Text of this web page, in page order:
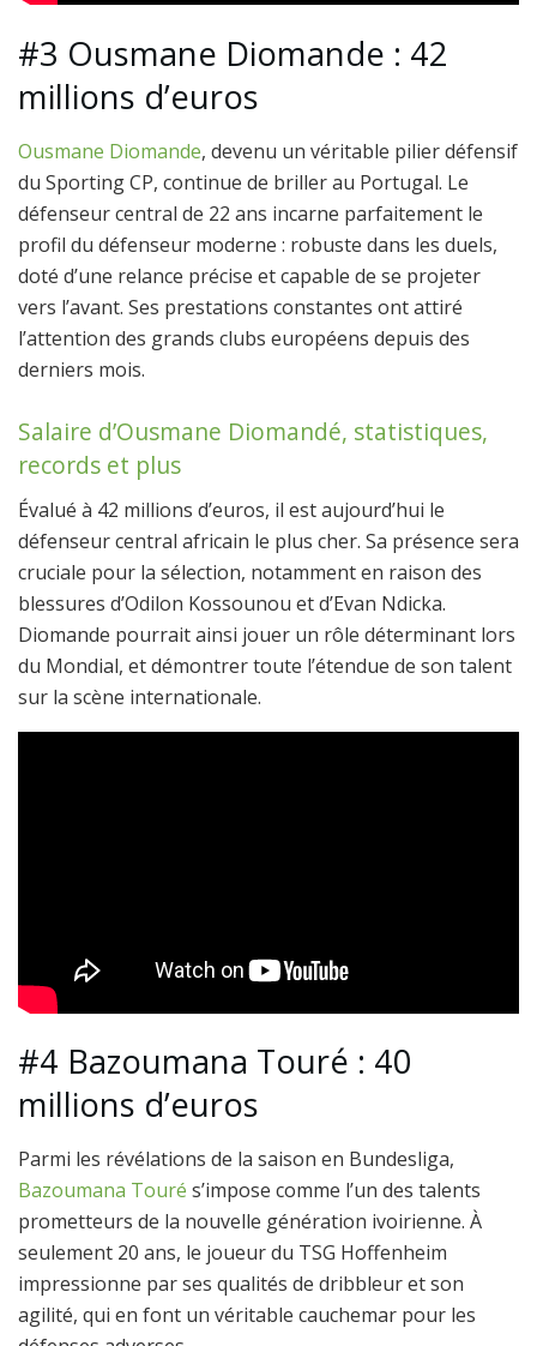
#3 Ousmane Diomande : 42
millions d’euros
Ousmane Diomande, devenu un véritable pilier défensif
du Sporting CP, continue de briller au Portugal. Le
défenseur central de 22 ans incarne parfaitement le
profil du défenseur moderne : robuste dans les duels,
doté d’une relance précise et capable de se projeter
vers l’avant. Ses prestations constantes ont attiré
l’attention des grands clubs européens depuis des
derniers mois.
Salaire d’Ousmane Diomandé, statistiques,
records et plus
Évalué à 42 millions d’euros, il est aujourd’hui le
défenseur central africain le plus cher. Sa présence sera
cruciale pour la sélection, notamment en raison des
blessures d’Odilon Kossounou et d’Evan Ndicka.
Diomande pourrait ainsi jouer un rôle déterminant lors
du Mondial, et démontrer toute l’étendue de son talent
sur la scène internationale.
#4 Bazoumana Touré : 40
millions d’euros
Parmi les révélations de la saison en Bundesliga,
Bazoumana Touré s’impose comme l’un des talents
prometteurs de la nouvelle génération ivoirienne. À
seulement 20 ans, le joueur du TSG Hoffenheim
impressionne par ses qualités de dribbleur et son
agilité, qui en font un véritable cauchemar pour les